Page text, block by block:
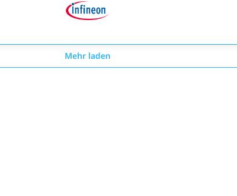
Mehr laden